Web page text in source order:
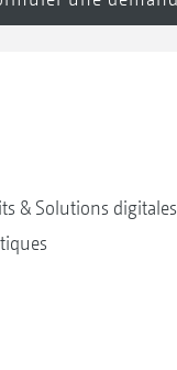
& Solutions digitales